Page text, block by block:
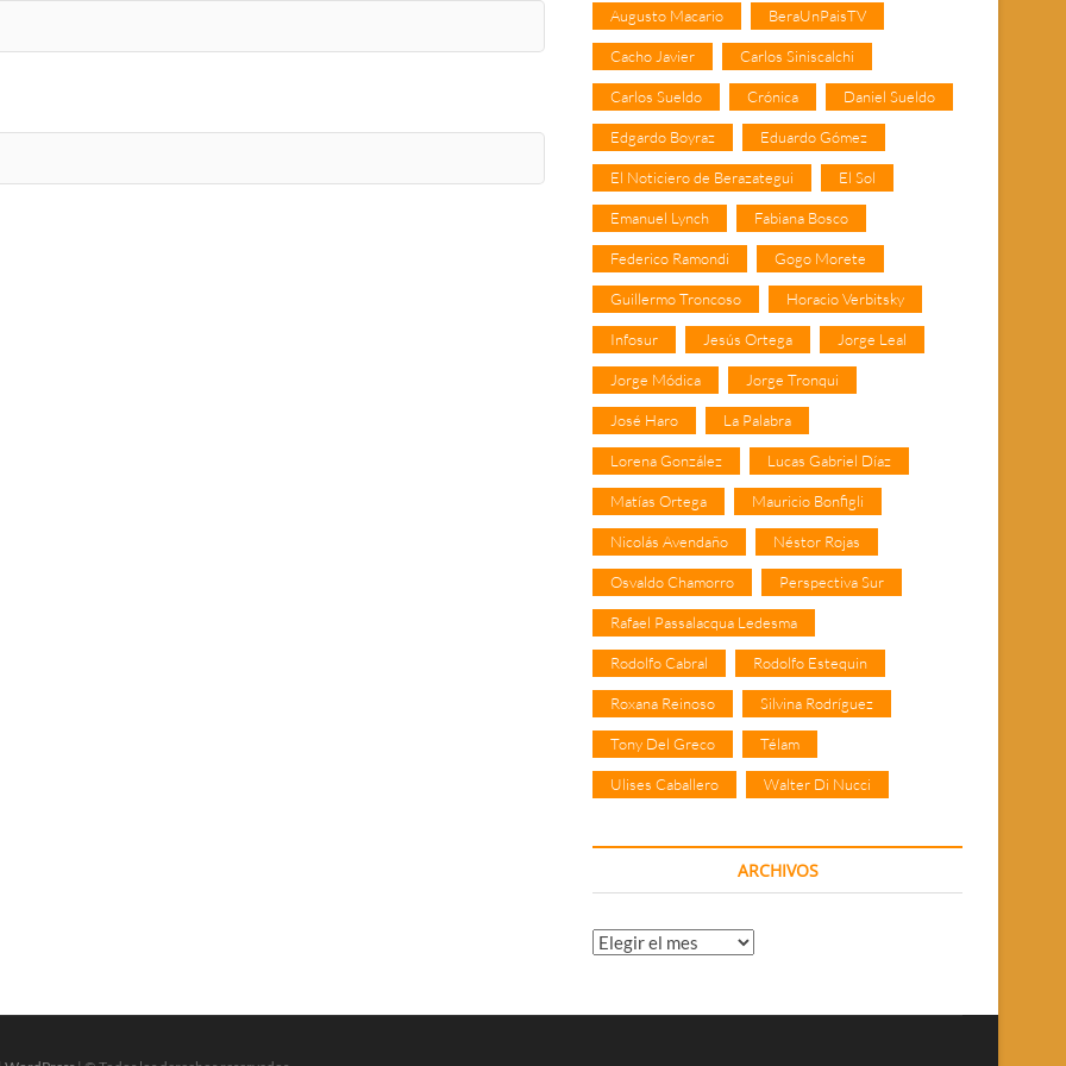
Augusto Macario BeraUnPaisTV
Cacho Javier Carlos Siniscalchi
Carlos Sueldo Crónica Daniel Sueldo
Edgardo Boyraz Eduardo Gómez
El Noticiero de Berazategui El Sol
Emanuel Lynch Fabiana Bosco
Federico Ramondi Gogo Morete
Guillermo Troncoso Horacio Verbitsky
Infosur Jesús Ortega Jorge Leal
Jorge Módica Jorge Tronqui
José Haro La Palabra
Lorena González Lucas Gabriel Díaz
Matías Ortega Mauricio Bonfigli
Nicolás Avendaño Néstor Rojas
Osvaldo Chamorro Perspectiva Sur
Rafael Passalacqua Ledesma
Rodolfo Cabral Rodolfo Estequin
Roxana Reinoso Silvina Rodríguez
Tony Del Greco Télam
Ulises Caballero Walter Di Nucci
ARCHIVOS
Archivos